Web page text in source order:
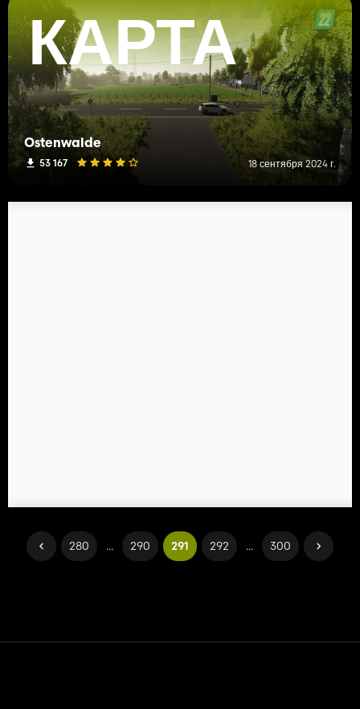
КАРТА
Ostenwalde
53 167 18 сентября 2024 г.
280 ... 290 291 292 ... 300